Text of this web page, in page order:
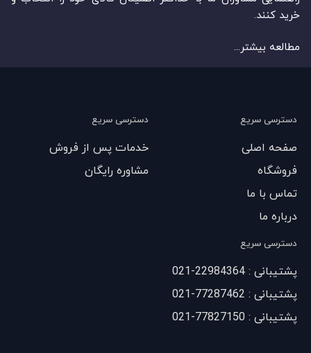
خرید کنند.
مطالعه بیشتر...
دسترسی سریع
صفحه اصلی
فروشگاه
تماس با ما
درباره ما
دسترسی سریع
خدمات پس از فروش
مشاوره رایگان
دسترسی سریع
پشتیبانی : 22984364-021
پشتیبانی : 77287462-021
پشتیبانی : 77827150-021